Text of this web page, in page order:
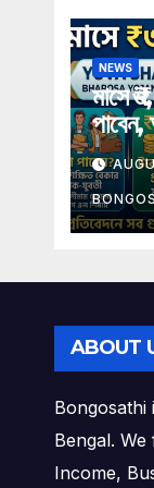
NEWS
মাসে
ABOUT
Bongosathi
Bengal.
Income,